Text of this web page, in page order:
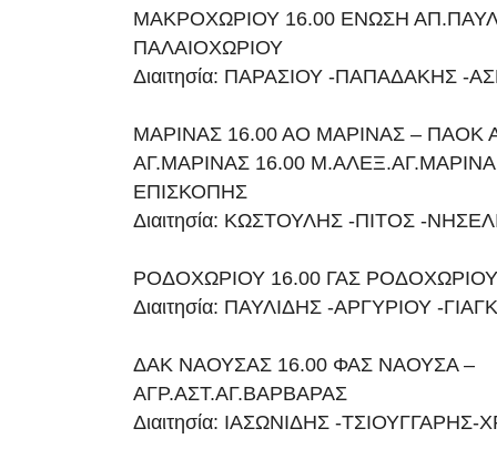
ΜΑΚΡΟΧΩΡΙΟΥ 16.00 ΕΝΩΣΗ
ΠΑΛΑΙΟΧΩΡΙΟΥ
Διαιτησία: ΠΑΡΑΣΙΟΥ -ΠΑΠΑΔΑΚΗΣ -
ΜΑΡΙΝΑΣ 16.00 ΑΟ ΜΑΡΙΝΑΣ – ΠΑΟΚ
ΑΓ.ΜΑΡΙΝΑΣ 16.00
ΕΠΙΣΚΟΠΗΣ
Διαιτησία: ΚΩΣΤΟΥΛΗΣ -ΠΙΤΟΣ -
ΡΟΔΟΧΩΡΙΟΥ 16.00 ΓΑΣ
Διαιτησία: ΠΑΥΛΙΔΗΣ -ΑΡΓΥΡΙΟΥ -
ΔΑΚ ΝΑΟΥΣΑΣ 16.00 ΦΑΣ ΝΑΟΥΣΑ –
ΑΓΡ.ΑΣΤ.ΑΓ.ΒΑΡΒΑΡΑΣ
Διαιτησία: ΙΑΣΩΝΙΔΗΣ -